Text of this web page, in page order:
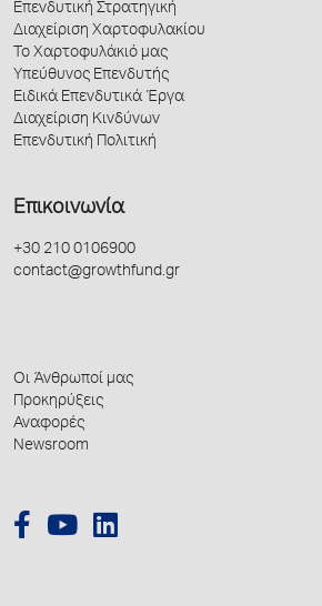
Επενδυτική Στρατηγική
Διαχείριση Χαρτοφυλακίου
Το Χαρτοφυλάκιό μας
Υπεύθυνος Επενδυτής
Ειδικά Επενδυτικά Έργα
Διαχείριση Κινδύνων
Επενδυτική Πολιτική
Επικοινωνία
+30 210 0106900
contact@growthfund.gr
Οι Άνθρωποί μας
Προκηρύξεις
Αναφορές
Newsroom